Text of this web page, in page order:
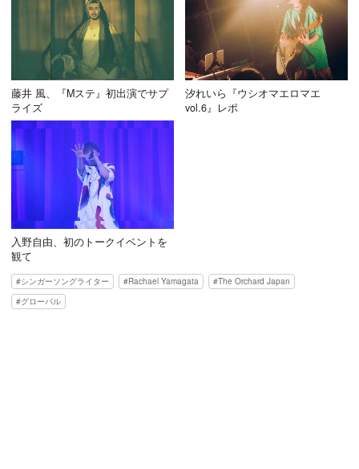
藤井 風、『Mステ』初出演でサプ
ライズ
汐れいら『ウシオマエロマエ
vol.6』レポ
入野自由、初のトークイベントを
観て
シンガーソングライター Rachael Yamagata
The Orchard Japan
グローバル